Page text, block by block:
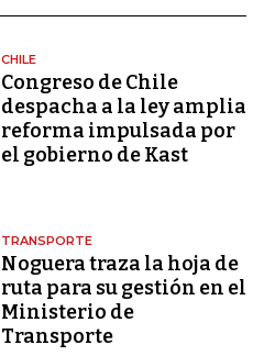
CHILE
Congreso de Chile
despacha a la ley amplia
reforma impulsada por
el gobierno de Kast
TRANSPORTE
Noguera traza la hoja de
ruta para su gestión en el
Ministerio de
Transporte